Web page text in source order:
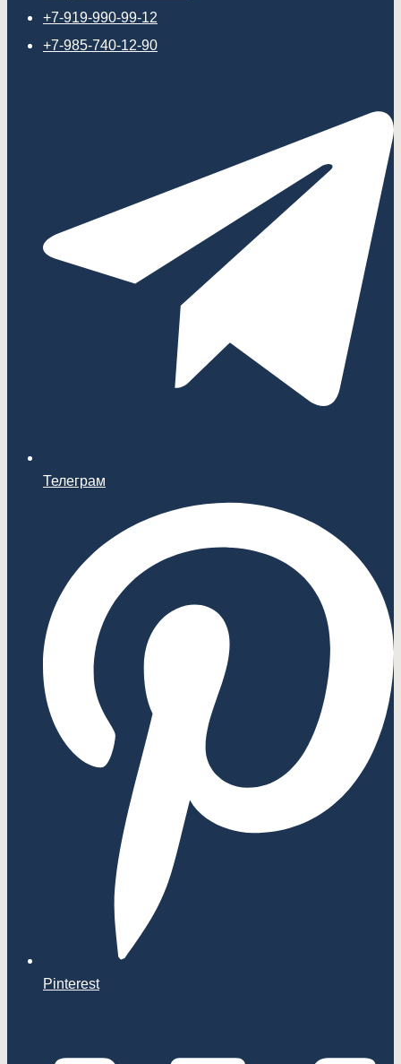
+7-919-990-99-12
+7-985-740-12-90
Телеграм
Pinterest